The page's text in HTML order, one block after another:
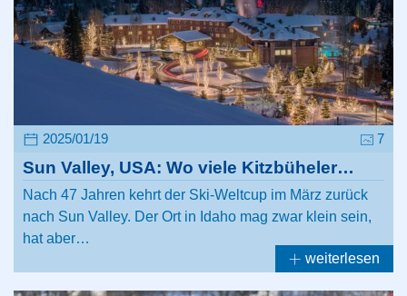
2025/01/19 7
Sun Valley, USA: Wo viele Kitzbüheler…
Nach 47 Jahren kehrt der Ski-Weltcup im März zurück
nach Sun Valley. Der Ort in Idaho mag zwar klein sein,
hat aber…
weiterlesen